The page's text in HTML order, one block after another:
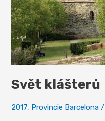
Svět klášterů
2017, Provincie Barcelona /